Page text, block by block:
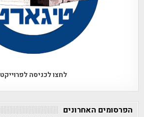
לחצו לכניסה לפרוייקט
הפרסומים האחרונים